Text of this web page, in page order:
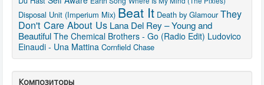
Disposal Unit (Imperium Mix) Beat It Death by Glamour They
Don't Care About Us Lana Del Rey – Young and
Beautiful The Chemical Brothers - Go (Radio Edit) Ludovico
Einaudi - Una Mattina Cornfield Chase
Композиторы